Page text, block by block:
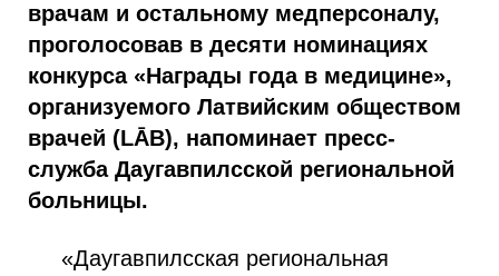
врачам и остальному медперсоналу,
проголосовав в десяти номинациях
конкурса «Награды года в медицине»,
организуемого Латвийским обществом
врачей (LĀB), напоминает пресс-
служба Даугавпилсской региональной
больницы.
«Даугавпилсская региональная